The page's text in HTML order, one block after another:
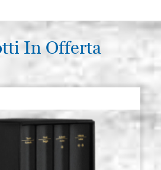
In Offerta